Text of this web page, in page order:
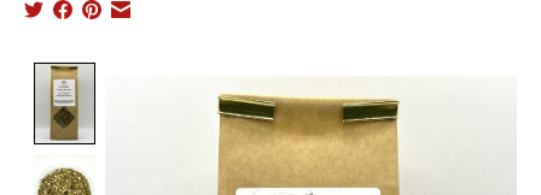
Product image slideshow Items